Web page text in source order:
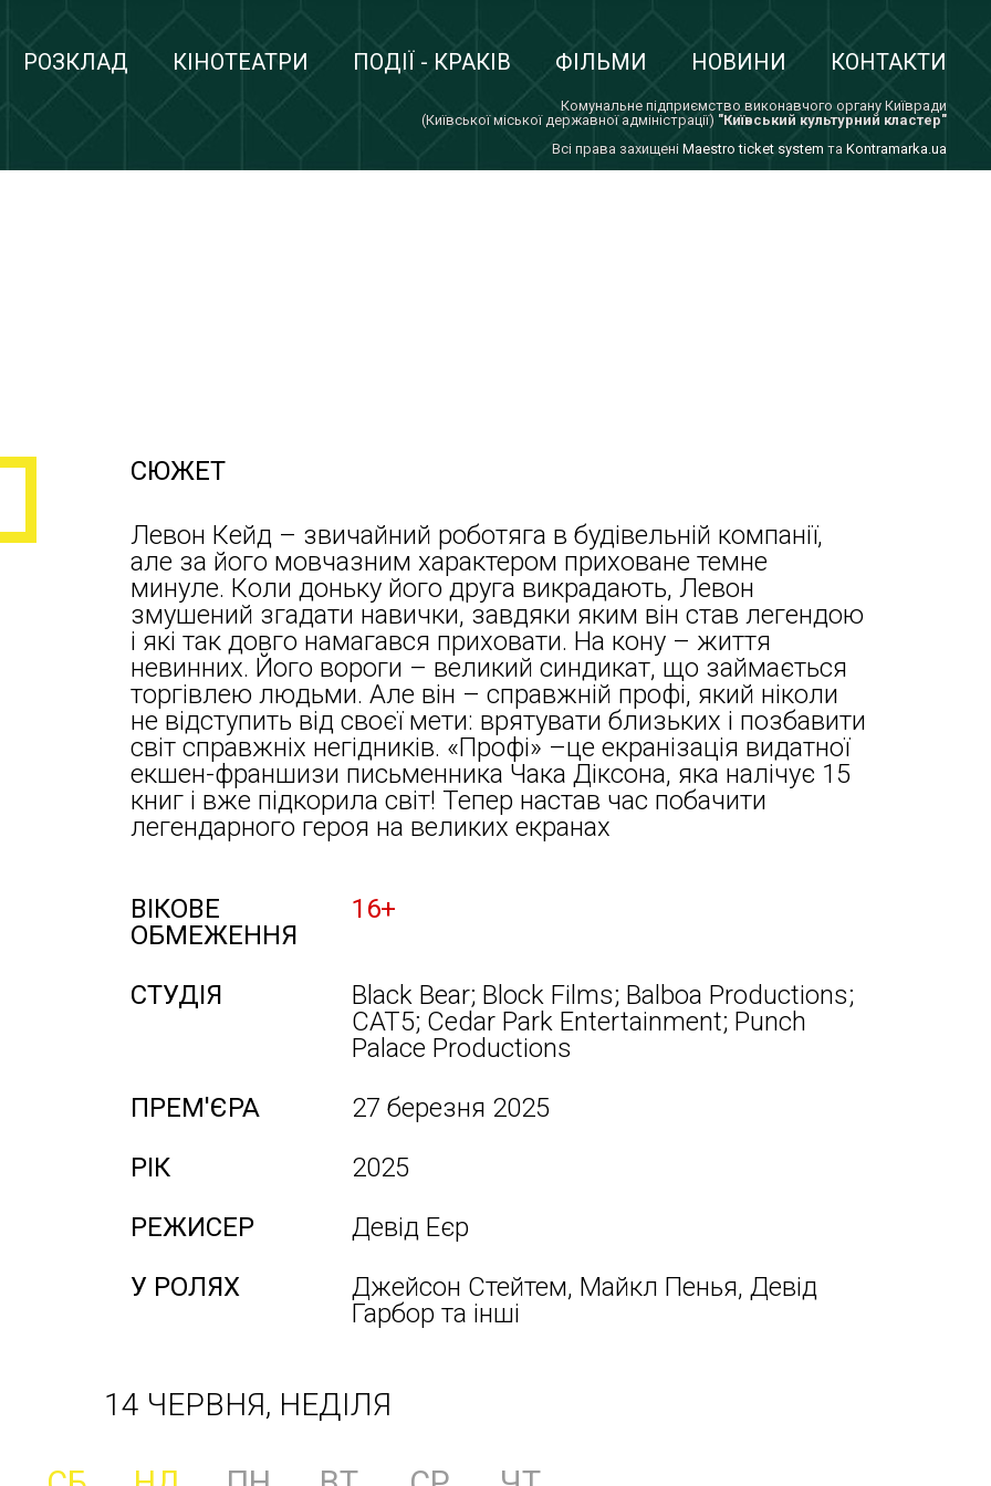
РОЗКЛАД КІНОТЕАТРИ ПОДІЇ - КРАКІВ ФІЛЬМИ НОВИНИ КОНТАКТИ
Комунальне підприємство виконавчого органу Київради
(Київської міської державної адміністрації) "Київський культурний кластер"
Всi права захищенi Maestro ticket system та Kontramarka.ua
СЮЖЕТ
Левон Кейд – звичайний роботяга в будівельній компанії,
але за його мовчазним характером приховане темне
минуле. Коли доньку його друга викрадають, Левон
змушений згадати навички, завдяки яким він став легендою
і які так довго намагався приховати. На кону – життя
невинних. Його вороги – великий синдикат, що займається
торгівлею людьми. Але він – справжній профі, який ніколи
не відступить від своєї мети: врятувати близьких і позбавити
світ справжніх негідників. «Профі» –це екранізація видатної
екшен-франшизи письменника Чака Діксона, яка налічує 15
книг і вже підкорила світ! Тепер настав час побачити
легендарного героя на великих екранах
ВІКОВЕ
ОБМЕЖЕННЯ
16+
СТУДІЯ
Black Bear; Block Films; Balboa Productions;
CAT5; Cedar Park Entertainment; Punch
Palace Productions
ПРЕМ'ЄРА
27 березня 2025
РІК
2025
РЕЖИСЕР
Девід Еєр
У РОЛЯХ
Джейсон Стейтем, Майкл Пенья, Девід
Гарбор та інші
14 ЧЕРВНЯ, НЕДІЛЯ